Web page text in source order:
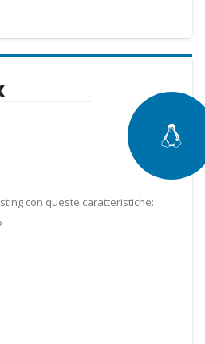
con queste caratteristiche: